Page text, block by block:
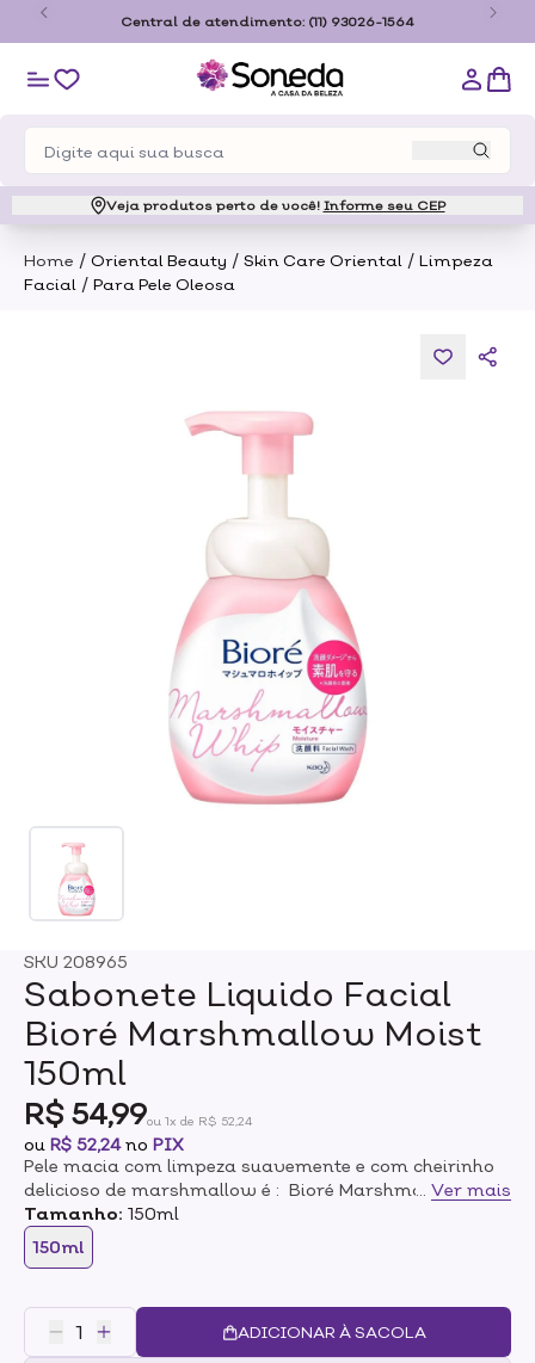
Central de atendimento: (11) 93026-1564
Veja produtos perto de você! Informe seu CEP
Home / Oriental Beauty / Skin Care Oriental / Limpeza
Facial / Para Pele Oleosa
SKU 208965
Sabonete Liquido Facial
Bioré Marshmallow Moist
150ml
R$ 54,99ou 1x de R$ 52,24
ou R$ 52,24no PIX
Pele macia com limpeza suavemente e com cheirinho
delicioso de marshmallow é : Bioré Marshmallow
Whip.Proporciona maciez e hidratação suave. Este
sabonete facial apresenta uma espuma ultra leve e
cremosa como marshmallow, de fácil
Ver mais
Tamanho: 150ml
150ml
ADICIONAR À SACOLA